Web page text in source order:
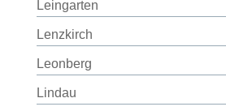
Leingarten
Lenzkirch
Leonberg
Lindau